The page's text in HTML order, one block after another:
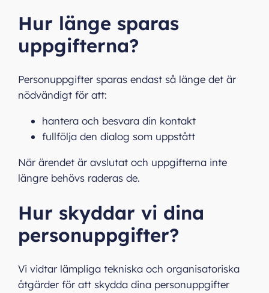
Hur länge sparas
uppgifterna?
Personuppgifter sparas endast så länge det är
nödvändigt för att:
hantera och besvara din kontakt
fullfölja den dialog som uppstått
När ärendet är avslutat och uppgifterna inte
längre behövs raderas de.
Hur skyddar vi dina
personuppgifter?
Vi vidtar lämpliga tekniska och organisatoriska
åtgärder för att skydda dina personuppgifter